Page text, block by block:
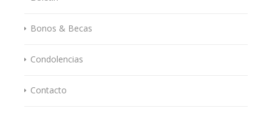
Bonos & Becas
Condolencias
Contacto